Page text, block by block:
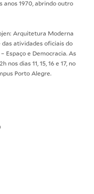
anos 1970, abrindo outro
Arquitetura Moderna
das atividades oficiais do
Espaço e Democracia. As
dias 11, 15, 16 e 17, no
Porto Alegre.